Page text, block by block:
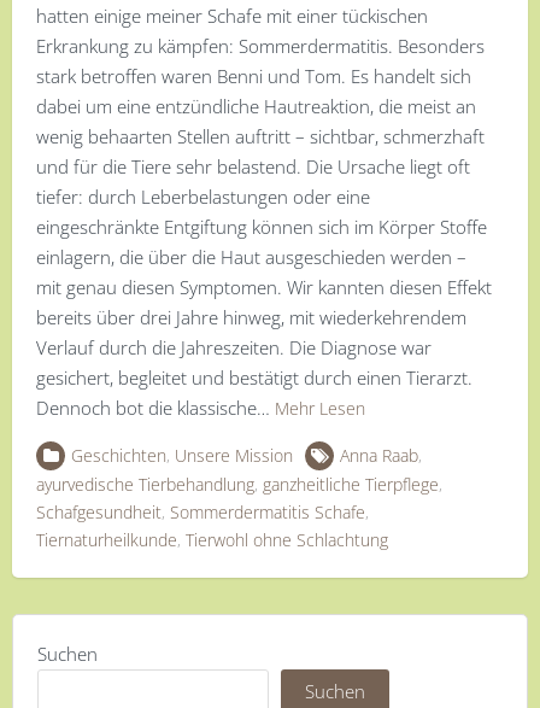
hatten einige meiner Schafe mit einer tückischen
Erkrankung zu kämpfen: Sommerdermatitis. Besonders
stark betroffen waren Benni und Tom. Es handelt sich
dabei um eine entzündliche Hautreaktion, die meist an
wenig behaarten Stellen auftritt – sichtbar, schmerzhaft
und für die Tiere sehr belastend. Die Ursache liegt oft
tiefer: durch Leberbelastungen oder eine
eingeschränkte Entgiftung können sich im Körper Stoffe
einlagern, die über die Haut ausgeschieden werden –
mit genau diesen Symptomen. Wir kannten diesen Effekt
bereits über drei Jahre hinweg, mit wiederkehrendem
Verlauf durch die Jahreszeiten. Die Diagnose war
gesichert, begleitet und bestätigt durch einen Tierarzt.
Dennoch bot die klassische… Mehr Lesen
Geschichten, Unsere Mission Anna Raab,
ayurvedische Tierbehandlung, ganzheitliche Tierpflege,
Schafgesundheit, Sommerdermatitis Schafe,
Tiernaturheilkunde, Tierwohl ohne Schlachtung
Suchen
Suchen